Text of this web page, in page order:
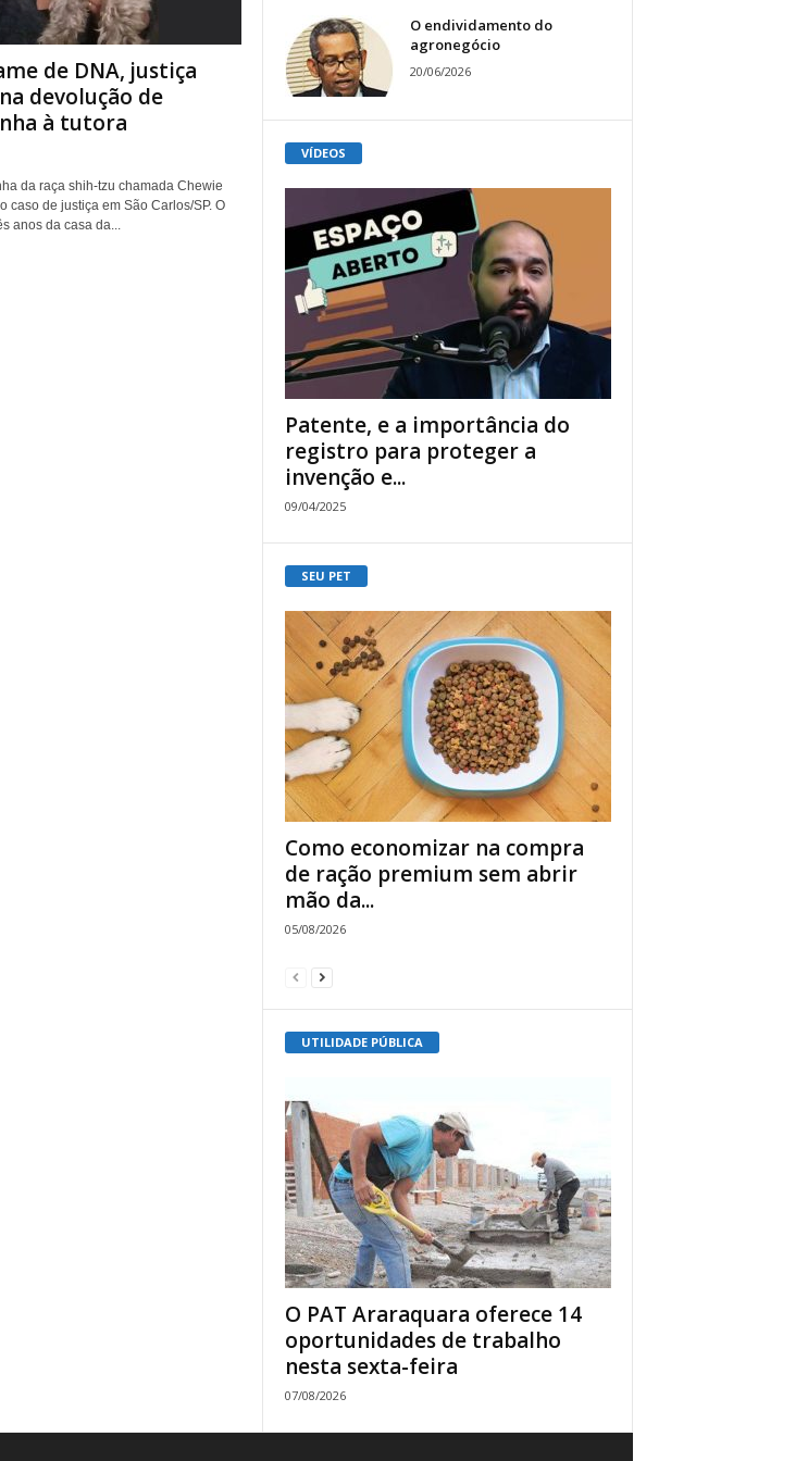
de DNA, justiça
devolução de
à tutora
da raça shih-tzu chamada Chewie
caso de justiça em São Carlos/SP. O
anos da casa da...
O endividamento do
agronegócio
20/06/2026
VÍDEOS
Patente, e a importância do
registro para proteger a
invenção e...
09/04/2025
SEU PET
Como economizar na compra
de ração premium sem abrir
mão da...
05/08/2026
UTILIDADE PÚBLICA
O PAT Araraquara oferece 14
oportunidades de trabalho
nesta sexta-feira
07/08/2026